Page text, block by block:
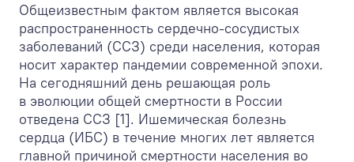
Общеизвестным фактом является высокая
распространенность сердечно-сосудистых
заболеваний (ССЗ) среди населения, которая
носит характер пандемии современной эпохи.
На сегодняшний день решающая роль
в эволюции общей смертности в России
отведена ССЗ [1]. Ишемическая болезнь
сердца (ИБС) в течение многих лет является
главной причиной смертности населения во